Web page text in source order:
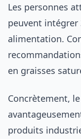
Les personnes
peuvent intégrer
alimentation.
en graisses
Concrètement,
produits